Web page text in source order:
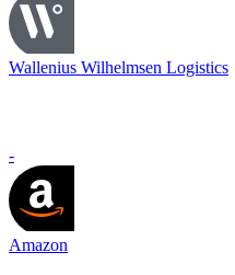
Wallenius Wilhelmsen Logistics
-
Amazon